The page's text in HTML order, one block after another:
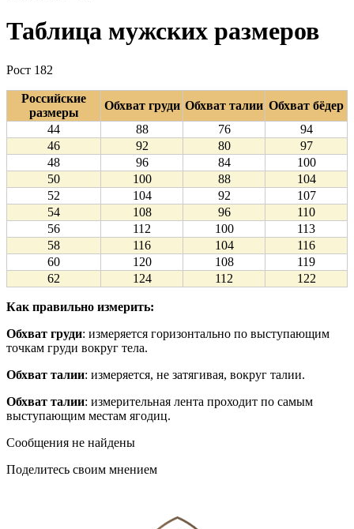
Таблица мужских размеров
Рост 182
Российские
размеры
Обхват груди Обхват талии Обхват бёдер
44
88 76
94
46
92 80
97
48
96 84
100
50
100 88
104
52
104 92
107
54
108 96
110
56
112 100
113
58
116 104
116
60
120 108
119
62
124 112 122
Как правильно измерить:
Обхват груди: измеряется горизонтально по выступающим
точкам груди вокруг тела.
Обхват талии: измеряется, не затягивая, вокруг талии.
Обхват талии: измерительная лента проходит по самым
выступающим местам ягодиц.
Сообщения не найдены
Поделитесь своим мнением